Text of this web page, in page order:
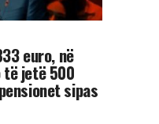
euro, në
të jetë 500
sipas